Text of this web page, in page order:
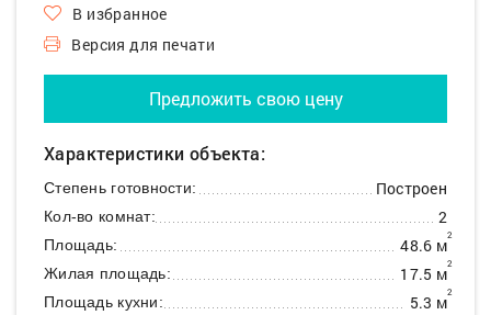
В избранное
Версия для печати
Предложить свою цену
Характеристики объекта:
Степень готовности: Построен
Кол-во комнат: 2
Площадь: 48.6 м2
Жилая площадь: 17.5 м2
Площадь кухни: 5.3 м2